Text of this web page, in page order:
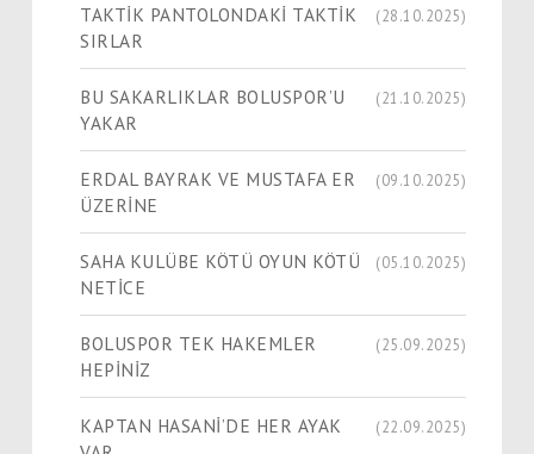
TAKTİK PANTOLONDAKİ TAKTİK
SIRLAR
(28.10.2025)
BU SAKARLIKLAR BOLUSPOR’U
YAKAR
(21.10.2025)
ERDAL BAYRAK VE MUSTAFA ER
ÜZERİNE
(09.10.2025)
SAHA KULÜBE KÖTÜ OYUN KÖTÜ
NETİCE
(05.10.2025)
BOLUSPOR TEK HAKEMLER
HEPİNİZ
(25.09.2025)
KAPTAN HASANİ’DE HER AYAK
(22.09.2025)